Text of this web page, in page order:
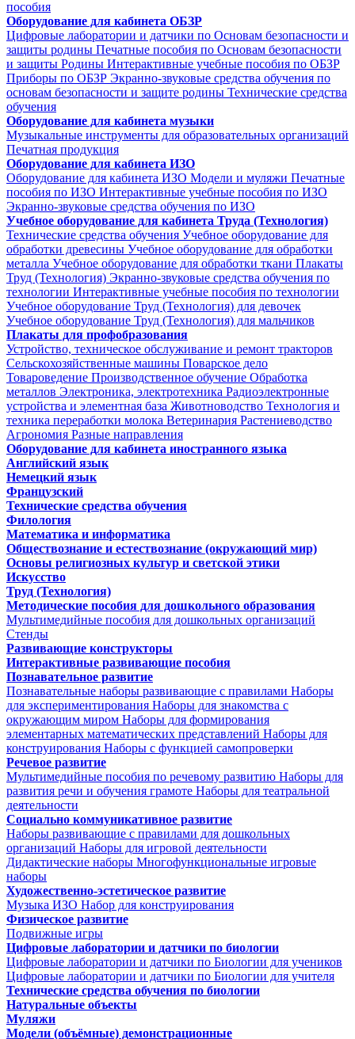
пособия
Оборудование для кабинета ОБЗР
Цифровые лаборатории и датчики по Основам безопасности и
защиты родины Печатные пособия по Основам безопасности
и защиты Родины Интерактивные учебные пособия по ОБЗР
Приборы по ОБЗР Экранно-звуковые средства обучения по
основам безопасности и защите родины Технические средства
обучения
Оборудование для кабинета музыки
Музыкальные инструменты для образовательных организаций
Печатная продукция
Оборудование для кабинета ИЗО
Оборудование для кабинета ИЗО Модели и муляжи Печатные
пособия по ИЗО Интерактивные учебные пособия по ИЗО
Экранно-звуковые средства обучения по ИЗО
Учебное оборудование для кабинета Труда (Технология)
Технические средства обучения Учебное оборудование для
обработки древесины Учебное оборудование для обработки
металла Учебное оборудование для обработки ткани Плакаты
Труд (Технология) Экранно-звуковые средства обучения по
технологии Интерактивные учебные пособия по технологии
Учебное оборудование Труд (Технология) для девочек
Учебное оборудование Труд (Технология) для мальчиков
Плакаты для профобразования
Устройство, техническое обслуживание и ремонт тракторов
Сельскохозяйственные машины Поварское дело
Товароведение Производственное обучение Обработка
металлов Электроника, электротехника Радиоэлектронные
устройства и элементная база Животноводство Технология и
техника переработки молока Ветеринария Растениеводство
Агрономия Разные направления
Оборудование для кабинета иностранного языка
Английский язык
Немецкий язык
Французский
Технические средства обучения
Филология
Математика и информатика
Обществознание и естествознание (окружающий мир)
Основы религиозных культур и светской этики
Искусство
Труд (Технология)
Методические пособия для дошкольного образования
Мультимедийные пособия для дошкольных организаций
Стенды
Развивающие конструкторы
Интерактивные развивающие пособия
Познавательное развитие
Познавательные наборы развивающие с правилами Наборы
для экспериментирования Наборы для знакомства с
окружающим миром Наборы для формирования
элементарных математических представлений Наборы для
конструирования Наборы с функцией самопроверки
Речевое развитие
Мультимедийные пособия по речевому развитию Наборы для
развития речи и обучения грамоте Наборы для театральной
деятельности
Социально коммуникативное развитие
Наборы развивающие с правилами для дошкольных
организаций Наборы для игровой деятельности
Дидактические наборы Многофункциональные игровые
наборы
Художественно-эстетическое развитие
Музыка ИЗО Набор для конструирования
Физическое развитие
Подвижные игры
Цифровые лаборатории и датчики по биологии
Цифровые лаборатории и датчики по Биологии для учеников
Цифровые лаборатории и датчики по Биологии для учителя
Технические средства обучения по биологии
Натуральные объекты
Муляжи
Модели (объёмные) демонстрационные